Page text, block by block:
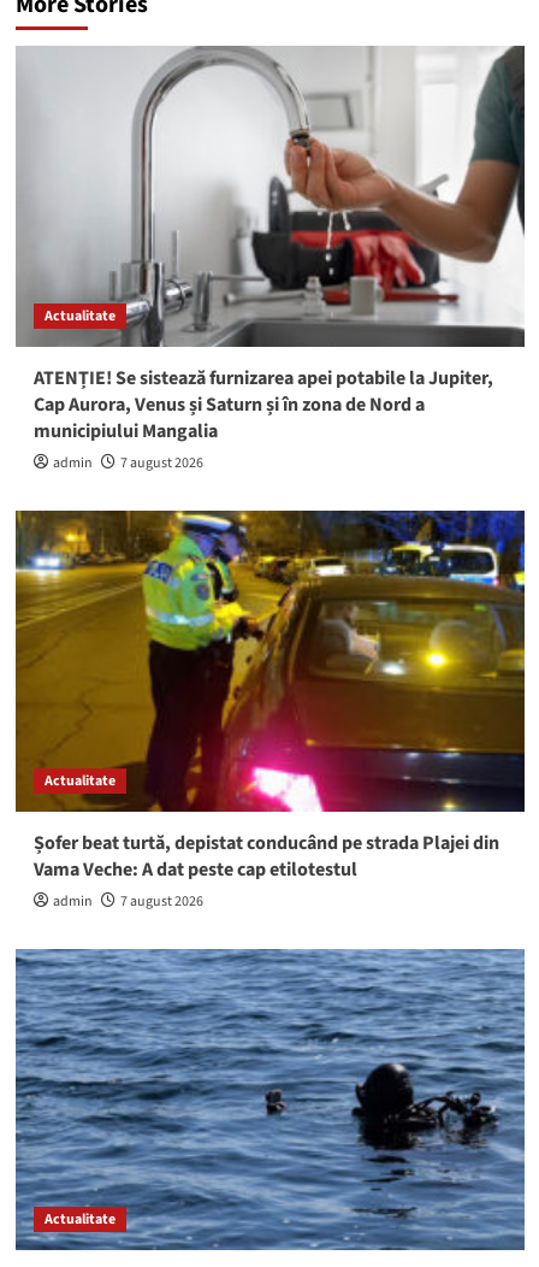
Actualitate
ATENȚIE! Se sistează furnizarea apei potabile la Jupiter,
Cap Aurora, Venus și Saturn și în zona de Nord a
municipiului Mangalia
admin 7 august 2026
Actualitate
Șofer beat turtă, depistat conducând pe strada Plajei din
Vama Veche: A dat peste cap etilotestul
admin 7 august 2026
Actualitate